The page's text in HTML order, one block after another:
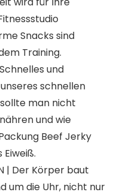
Snacks sind
Training.
Schnelles und
schnellen
man nicht
und wie
Beef Jerky
| Der Körper baut
um die Uhr, nicht nur